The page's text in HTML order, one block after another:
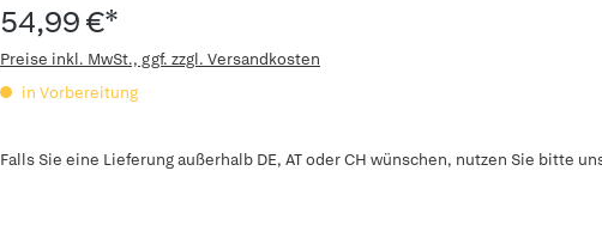
54,99 €*
Preise inkl. MwSt., ggf. zzgl. Versandkosten
in Vorbereitung
Falls Sie eine Lieferung außerhalb DE, AT oder CH wünschen, nutzen Sie bitte